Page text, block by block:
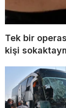
Tek bir
kişi